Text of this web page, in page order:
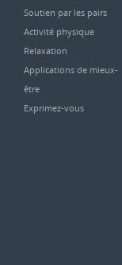
Soutien par les pairs
Activité physique
Relaxation
Applications de mieux-
être
Exprimez-vous